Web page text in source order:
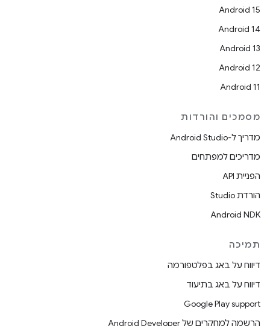
Android 15
Android 14
Android 13
Android 12
Android 11
מסמכים והורדות
מדריך ל-Android Studio
מדריכים למפתחים
הפניית API
הורדת Studio
Android NDK
תמיכה
דיווח על באג בפלטפורמה
דיווח על באג בתיעוד
Google Play support
הרשמה למחקרים של Android Developer